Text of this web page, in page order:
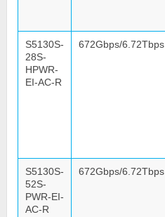
S5130S-
28S-
HPWR-
EI-AC-R
672Gbps/6.72Tbps
S5130S-
52S-
PWR-EI-
AC-R
672Gbps/6.72Tbps